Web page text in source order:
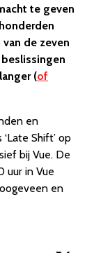
te geven
de zeven
(of
en
Shift’ op
bij Vue. De
uur in Vue
en